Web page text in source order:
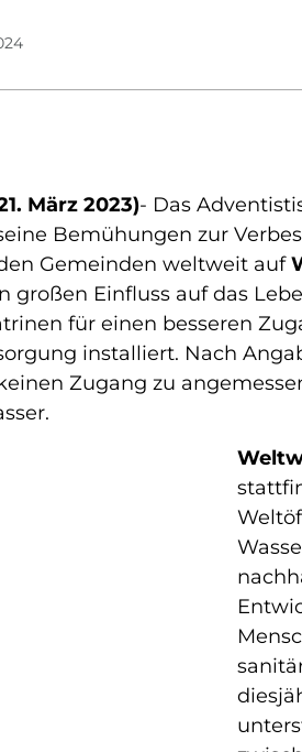
März 2023)- Das
Bemühungen zur
Gemeinden weltweit auf
großen Einfluss auf das
für einen besseren
installiert. Nach
Zugang zu